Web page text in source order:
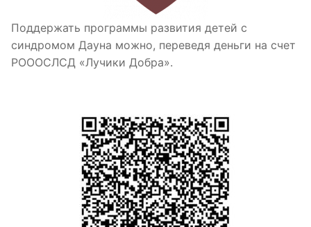
Поддержать программы развития детей с
синдромом Дауна можно, переведя деньги на счет
РОООСЛСД «Лучики Добра».